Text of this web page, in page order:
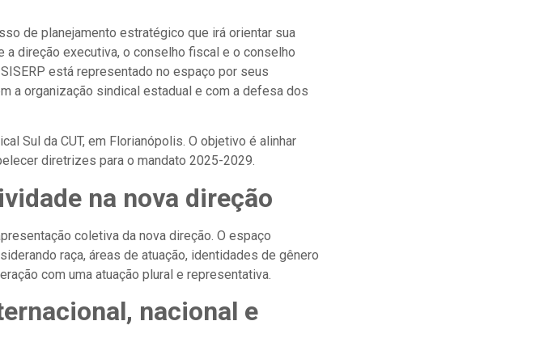
de planejamento estratégico que irá orientar sua
a direção executiva, o conselho fiscal e o conselho
está representado no espaço por seus
a organização sindical estadual e com a defesa dos
Sul da CUT, em Florianópolis. O objetivo é alinhar
diretrizes para o mandato 2025-2029.
na nova direção
coletiva da nova direção. O espaço
raça, áreas de atuação, identidades de gênero
com uma atuação plural e representativa.
nacional e